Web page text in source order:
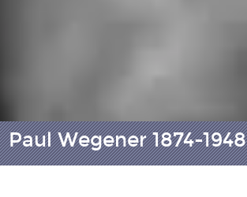
Paul Wegener 1874-1948